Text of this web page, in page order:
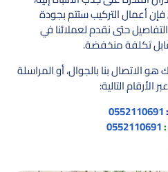
فإن أعمال التركيب ستتم بجودة
التفاصيل حتى نقدم لعملائنا في
تكلفة منخفضة.
الاتصال بنا بالجوال، أو المراسلة
الأرقام التالية:
0552110691